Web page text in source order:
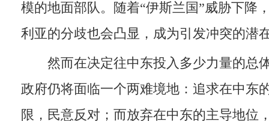
模的地面部队。随着“伊斯兰国”威胁下降
利亚的分歧也会凸显，成为引发冲突的潜
然而在决定往中东投入多少力量的总
政府仍将面临一个两难境地：追求在中东
限，民意反对；而放弃在中东的主导地位